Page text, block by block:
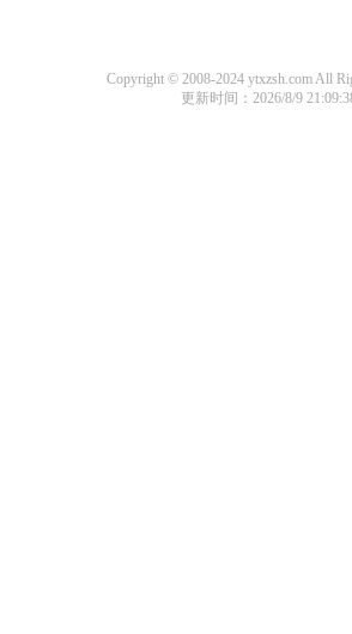
Copyright © 2008-2024 ytxzsh.com All
更新时间：2026/8/9